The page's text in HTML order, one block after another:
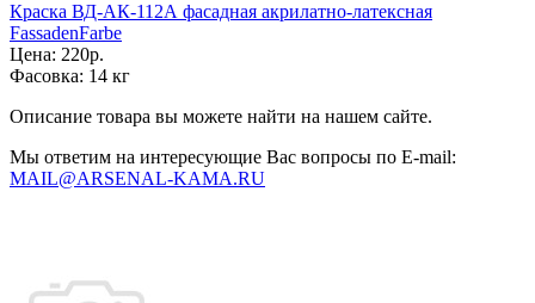
Краска ВД-АК-112А фасадная акрилатно-латексная
FassadenFarbe
Цена: 220р.
Фасовка: 14 кг
Описание товара вы можете найти на нашем сайте.
Мы ответим на интересующие Вас вопросы по E-mail:
MAIL@ARSENAL-KAMA.RU